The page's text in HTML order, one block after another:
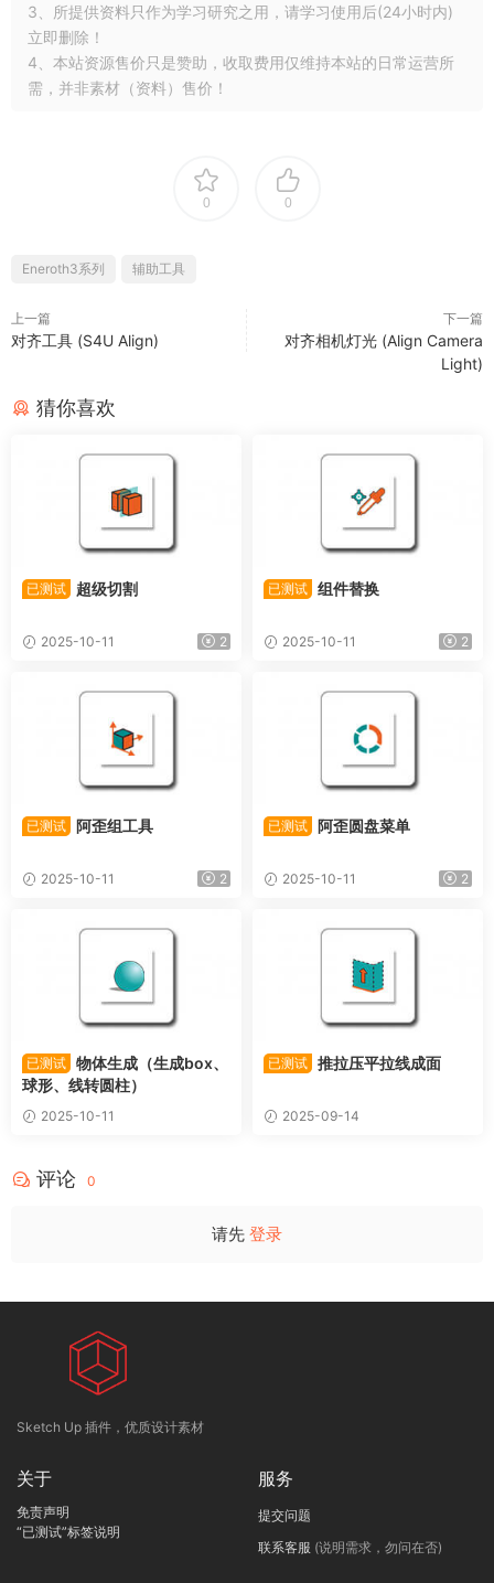
3、所提供资料只作为学习研究之用，请学习使用后(24小时内)
立即删除！
4、本站资源售价只是赞助，收取费用仅维持本站的日常运营所
需，并非素材（资料）售价！
0 0
Eneroth3系列 辅助工具
上一篇
对齐工具 (S4U Align)
下一篇
对齐相机灯光 (Align Camera
Light)
猜你喜欢
已测试 超级切割
2025-10-11 2
已测试 组件替换
2025-10-11 2
已测试 阿歪组工具
2025-10-11 2
已测试 阿歪圆盘菜单
2025-10-11 2
已测试 物体生成（生成box、
球形、线转圆柱）
2025-10-11
已测试 推拉压平拉线成面
2025-09-14
评论 0
请先 登录
Sketch Up 插件，优质设计素材
关于
免责声明
“已测试”标签说明
服务
提交问题
联系客服 (说明需求，勿问在否)